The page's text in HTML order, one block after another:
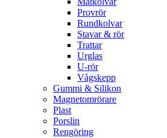
Provrör
Rundkolvar
Stavar & rör
Trattar
Urglas
U-rör
Vågskepp
Gummi & Silikon
Magnetomrörare
Plast
Porslin
Rengöring